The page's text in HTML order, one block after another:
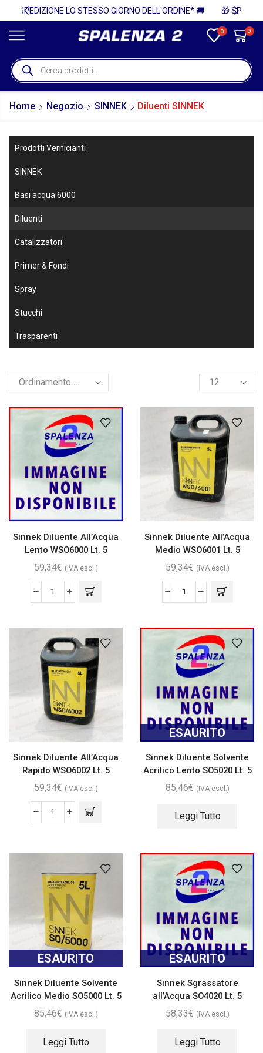
🚚
0 0
Home Negozio SINNEK Diluenti SINNEK
Prodotti Vernicianti
SINNEK
Basi acqua 6000
Diluenti
Catalizzatori
Primer & Fondi
Spray
Stucchi
Trasparenti
Sinnek Diluente All’Acqua
Lento WSO6000 Lt. 5
59,34€ (IVA escl.)
Sinnek Diluente All’Acqua
Medio WSO6001 Lt. 5
59,34€ (IVA escl.)
Sinnek Diluente All’Acqua
Rapido WSO6002 Lt. 5
59,34€ (IVA escl.)
ESAURITO
Sinnek Diluente Solvente
Acrilico Lento SO5020 Lt. 5
85,46€ (IVA escl.)
Leggi Tutto
ESAURITO
Sinnek Diluente Solvente
Acrilico Medio SO5000 Lt. 5
85,46€ (IVA escl.)
Leggi Tutto
ESAURITO
Sinnek Sgrassatore
all’Acqua SO4020 Lt. 5
58,33€ (IVA escl.)
Leggi Tutto